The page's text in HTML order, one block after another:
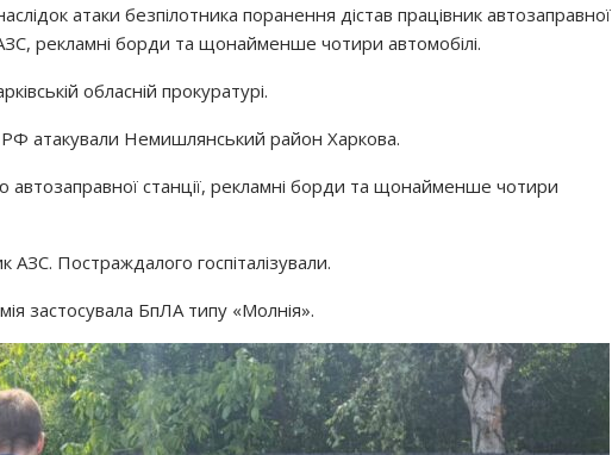
атаки безпілотника поранення дістав працівник автозаправної
рекламні борди та щонайменше чотири автомобілі.
обласній прокуратурі.
атакували Немишлянський район Харкова.
станції, рекламні борди та щонайменше чотири
АЗС. Постраждалого госпіталізували.
застосувала БпЛА типу «Молнія».